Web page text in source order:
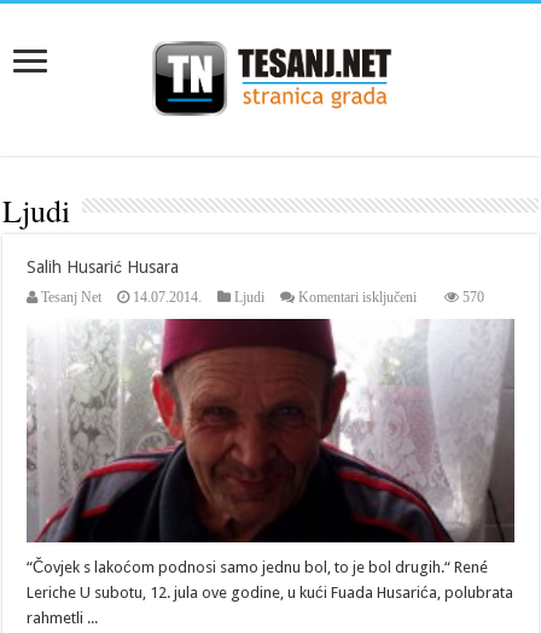
Ljudi
Salih Husarić Husara
Tesanj Net 14.07.2014. Ljudi Komentari isključeni
Husarić
Husara
570
“Čovjek s lakoćom podnosi samo jednu bol, to je bol drugih.“ René
Leriche U subotu, 12. jula ove godine, u kući Fuada Husarića, polubrata
rahmetli ...